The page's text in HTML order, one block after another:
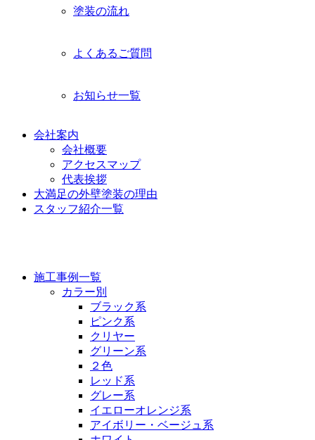
塗装の流れ
よくあるご質問
お知らせ一覧
会社案内
会社概要
アクセスマップ
代表挨拶
大満足の外壁塗装の理由
スタッフ紹介一覧
施工事例一覧
カラー別
ブラック系
ピンク系
クリヤー
グリーン系
２色
レッド系
グレー系
イエローオレンジ系
アイボリー・ベージュ系